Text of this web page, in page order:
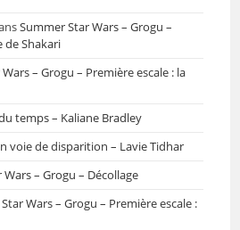
Summer Star Wars – Grogu –
de Shakari
– Grogu – Première escale : la
temps – Kaliane Bradley
voie de disparition – Lavie Tidhar
– Grogu – Décollage
Wars – Grogu – Première escale :